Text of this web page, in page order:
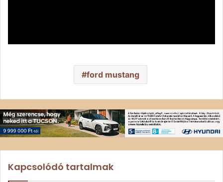
ford mustang
Kapcsolódó tartalmak